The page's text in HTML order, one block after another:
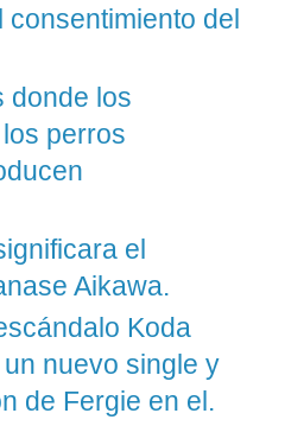
del
donde los
perros
el
Aikawa.
Koda
nuevo single y
de Fergie en el.